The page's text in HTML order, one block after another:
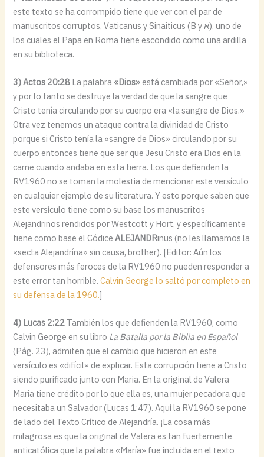
este texto se ha corrompido tiene que ver con el par de
manuscritos corruptos, Vaticanus y Sinaiticus (B y א), uno de
los cuales el Papa en Roma tiene escondido como una ardilla
en su biblioteca.
3) Actos 20:28 La palabra «Dios» está cambiada por «Señor,»
y por lo tanto se destruye la verdad de que la sangre que
Cristo tenía circulando por su cuerpo era «la sangre de Dios.»
Otra vez tenemos un ataque contra la divinidad de Cristo
porque si Cristo tenía la «sangre de Dios» circulando por su
cuerpo entonces tiene que ser que Jesu Cristo era Dios en la
carne cuando andaba en esta tierra. Los que defienden la
RV1960 no se toman la molestia de mencionar este versículo
en cualquier ejemplo de su literatura. Y esto porque saben que
este versículo tiene como su base los manuscritos
Alejandrinos rendidos por Westcott y Hort, y específicamente
tiene como base el CódiceALEJANDRinus (no les llamamos la
«secta Alejandrína» sin causa, brother). [Editor: Aún los
defensores más feroces de la RV1960 no pueden responder a
este error tan horrible.Calvin George lo saltó por completo en
su defensa de la 1960.]
4) Lucas 2:22 También los que defienden la RV1960, como
Calvin George en su libro La Batalla por la Biblia en Español
(Pág. 23), admiten que el cambio que hicieron en este
versículo es «difícil» de explicar. Esta corrupción tiene a Cristo
siendo purificado junto con Maria. En la original de Valera
Maria tiene crédito por lo que ella es, una mujer pecadora que
necesitaba un Salvador (Lucas 1:47). Aquí la RV1960 se pone
de lado del Texto Crítico de Alejandría. ¡La cosa más
milagrosa es que la original de Valera es tan fuertemente
anticatólica que la palabra «María» fue incluida en el texto